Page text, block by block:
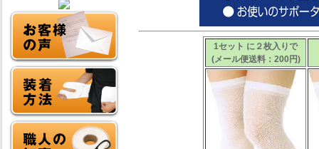
1セット に２枚入りで
(メール便送料：200円)